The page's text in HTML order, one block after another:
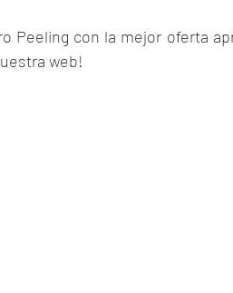
Peeling con la mejor oferta
web!